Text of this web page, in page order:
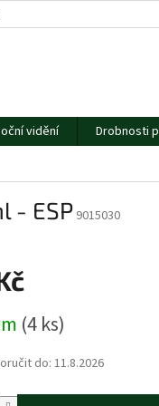
vidění Drobnosti
- ESP 9015030
(4 ks)
do: 11.8.2026